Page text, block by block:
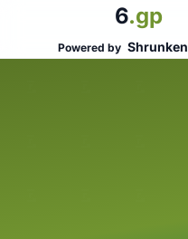
6.gp
Powered by Shrunken